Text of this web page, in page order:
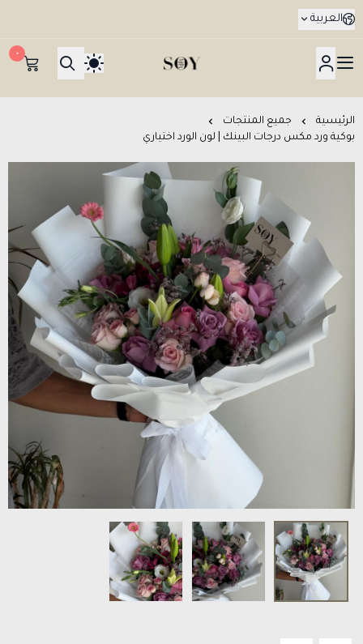
العربية
هدايا جدة SOY Gifts بتوصيل في نفس اليوم
٠
الرئيسية
جميع المنتجات
بوكية ورد مكس درجات البينك | لون الورد اختياري